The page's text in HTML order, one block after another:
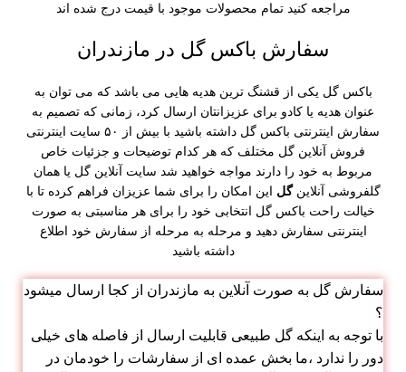
مراجعه کنید تمام محصولات موجود با قیمت درج شده اند
سفارش باکس گل در مازندران
باکس گل یکی از قشنگ ترین هدیه هایی می باشد که می توان به
عنوان هدیه یا کادو برای عزیزانتان ارسال کرد، زمانی که تصمیم به
سفارش اینترنتی باکس گل داشته باشید با بیش از ۵۰ سایت اینترنتی
فروش آنلاین گل مختلف که هر کدام توضیحات و جزئیات خاص
مربوط به خود را دارند مواجه خواهید شد سایت آنلاین گل یا همان
گلفروشی آنلاینگل این امکان را برای شما عزیزان فراهم کرده تا با
خیالت راحت باکس گل انتخابی خود را برای هر مناسبتی به صورت
اینترنتی سفارش دهید و مرحله به مرحله از سفارش خود اطلاع
داشته باشید
سفارش گل به صورت آنلاین به مازندران از کجا ارسال میشود
؟
با توجه به اینکه گل طبیعی قابلیت ارسال از فاصله های خیلی
دور را ندارد ،ما بخش عمده ای از سفارشات را خودمان در